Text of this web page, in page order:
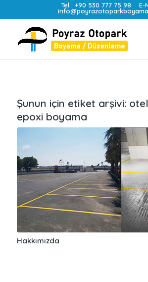
Tel :+90 530 777 75 98 E-
Şunun için etiket arşivi:
epoxi boyama
Hakkımızda